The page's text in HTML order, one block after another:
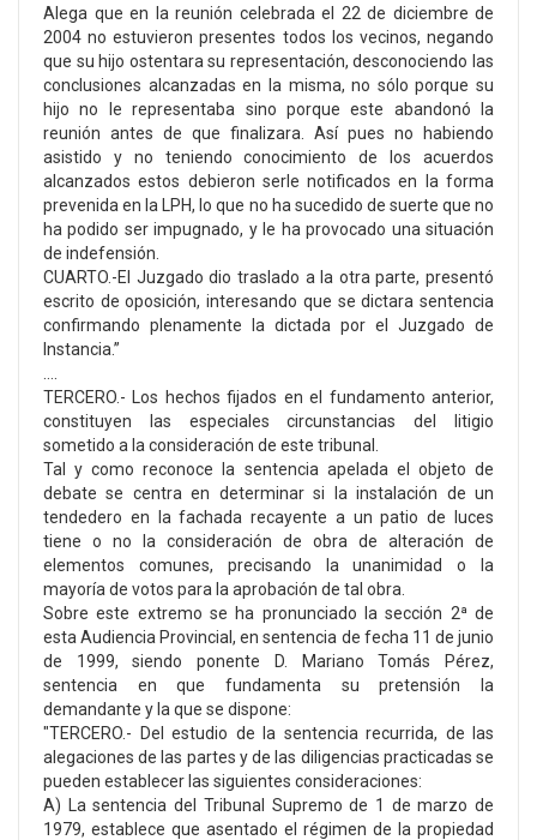
Alega que en la reunión celebrada el 22 de diciembre de
2004 no estuvieron presentes todos los vecinos, negando
que su hijo ostentara su representación, desconociendo las
conclusiones alcanzadas en la misma, no sólo porque su
hijo no le representaba sino porque este abandonó la
reunión antes de que finalizara. Así pues no habiendo
asistido y no teniendo conocimiento de los acuerdos
alcanzados estos debieron serle notificados en la forma
prevenida en la LPH, lo que no ha sucedido de suerte que no
ha podido ser impugnado, y le ha provocado una situación
de indefensión.
CUARTO.-El Juzgado dio traslado a la otra parte, presentó
escrito de oposición, interesando que se dictara sentencia
confirmando plenamente la dictada por el Juzgado de
Instancia.”
TERCERO.- Los hechos fijados en el fundamento anterior,
constituyen las especiales circunstancias del litigio
sometido a la consideración de este tribunal.
Tal y como reconoce la sentencia apelada el objeto de
debate se centra en determinar si la instalación de un
tendedero en la fachada recayente a un patio de luces
tiene o no la consideración de obra de alteración de
elementos comunes, precisando la unanimidad o la
mayoría de votos para la aprobación de tal obra.
Sobre este extremo se ha pronunciado la sección 2ª de
esta Audiencia Provincial, en sentencia de fecha 11 de junio
de 1999, siendo ponente D. Mariano Tomás Pérez,
sentencia en que fundamenta su pretensión la
demandante y la que se dispone:
"TERCERO.- Del estudio de la sentencia recurrida, de las
alegaciones de las partes y de las diligencias practicadas se
pueden establecer las siguientes consideraciones:
A) La sentencia del Tribunal Supremo de 1 de marzo de
1979, establece que asentado el régimen de la propiedad